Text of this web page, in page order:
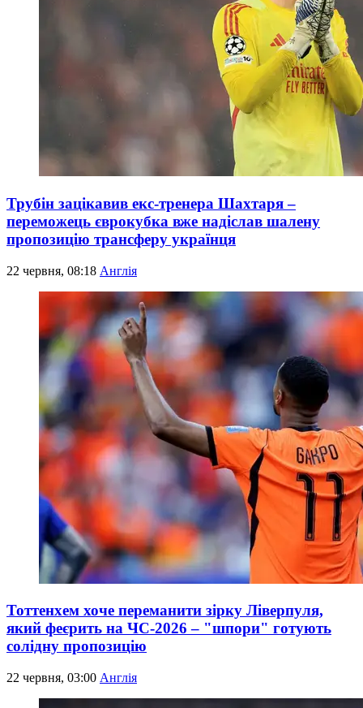
Трубін зацікавив екс-тренера Шахтаря –
переможець єврокубка вже надіслав шалену
пропозицію трансферу українця
22 червня, 08:18 Англія
Тоттенхем хоче переманити зірку Ліверпуля,
який феєрить на ЧС-2026 – "шпори" готують
солідну пропозицію
22 червня, 03:00 Англія